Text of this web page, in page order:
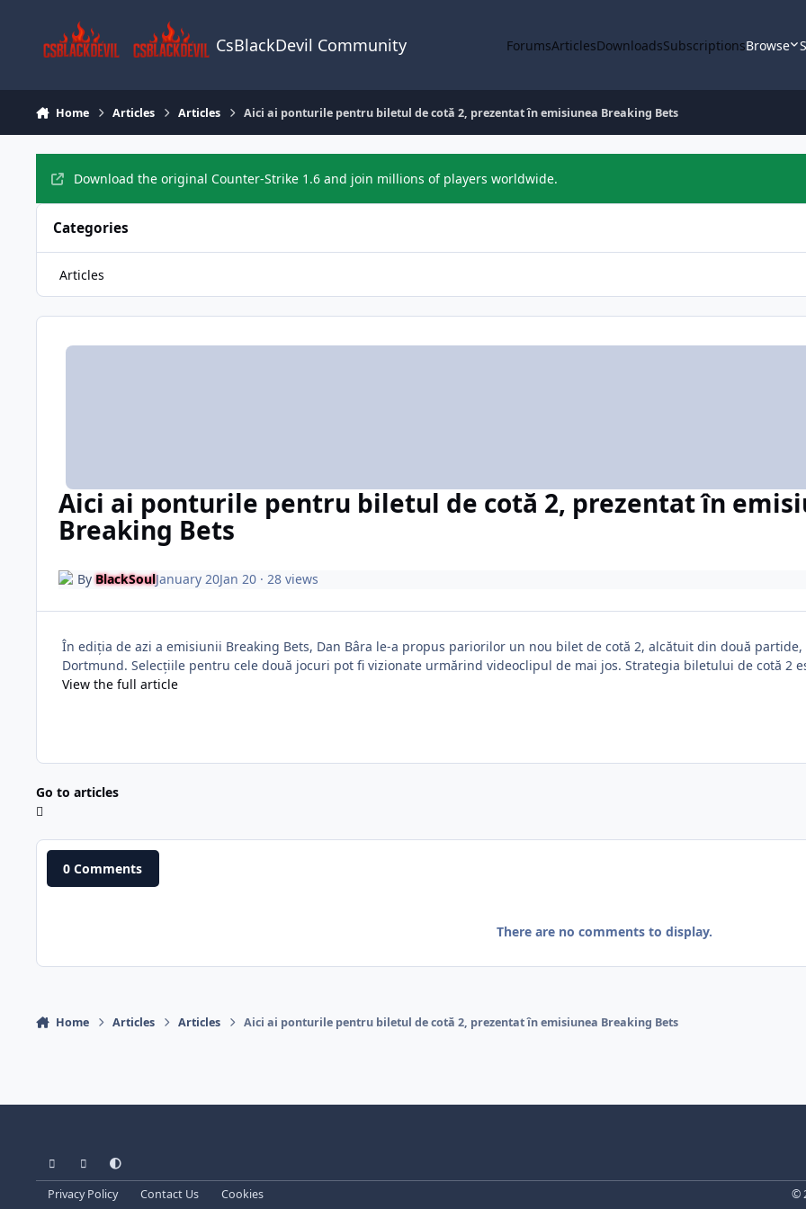
CsBlackDevil Community ForumsArticlesDownloadsSubscriptionsBrowse
Home Articles Articles Aici ai ponturile pentru biletul de cotă 2, prezentat în emisiunea Breaking Bets
Download the original Counter-Strike 1.6 and join millions of players worldwide.
Categories
Articles
Aici ai ponturile pentru biletul de cotă 2, prezentat în
Breaking Bets
ByBlackSoulJanuary 20Jan 20· 28 views
În ediția de azi a emisiunii Breaking Bets, Dan Bâra le-a propus pariorilor un nou bilet de cotă 2, alcătuit din două partide,
Dortmund. Selecțiile pentru cele două jocuri pot fi vizionate urmărind videoclipul de mai jos. Strategia biletului de cotă 2
View the full article
Go to articles
0 Comments
There are no comments to display.
Home Articles Articles Aici ai ponturile pentru biletul de cotă 2, prezentat în emisiunea Breaking Bets
Light ModeDark ModeSystem Preference
Privacy Policy Contact Us Cookies ©